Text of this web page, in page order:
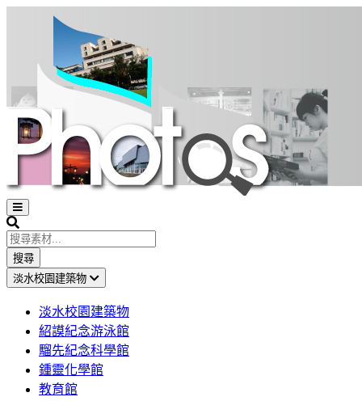
Open
sidebar
Search
搜尋
淡水校園建築物
淡水校園建築物
紹謨紀念游泳館
騮先紀念科學館
鍾靈化學館
教育館